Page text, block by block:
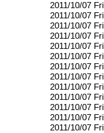
2011/10/07 Fri
2011/10/07 Fri
2011/10/07 Fri
2011/10/07 Fri
2011/10/07 Fri
2011/10/07 Fri
2011/10/07 Fri
2011/10/07 Fri
2011/10/07 Fri
2011/10/07 Fri
2011/10/07 Fri
2011/10/07 Fri
2011/10/07 Fri